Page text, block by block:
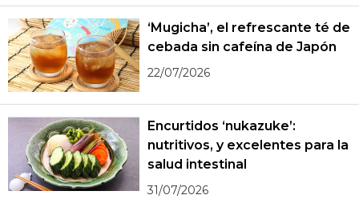
‘Mugicha’, el refrescante té de
cebada sin cafeína de Japón
22/07/2026
Encurtidos ‘nukazuke’:
nutritivos, y excelentes para la
salud intestinal
31/07/2026